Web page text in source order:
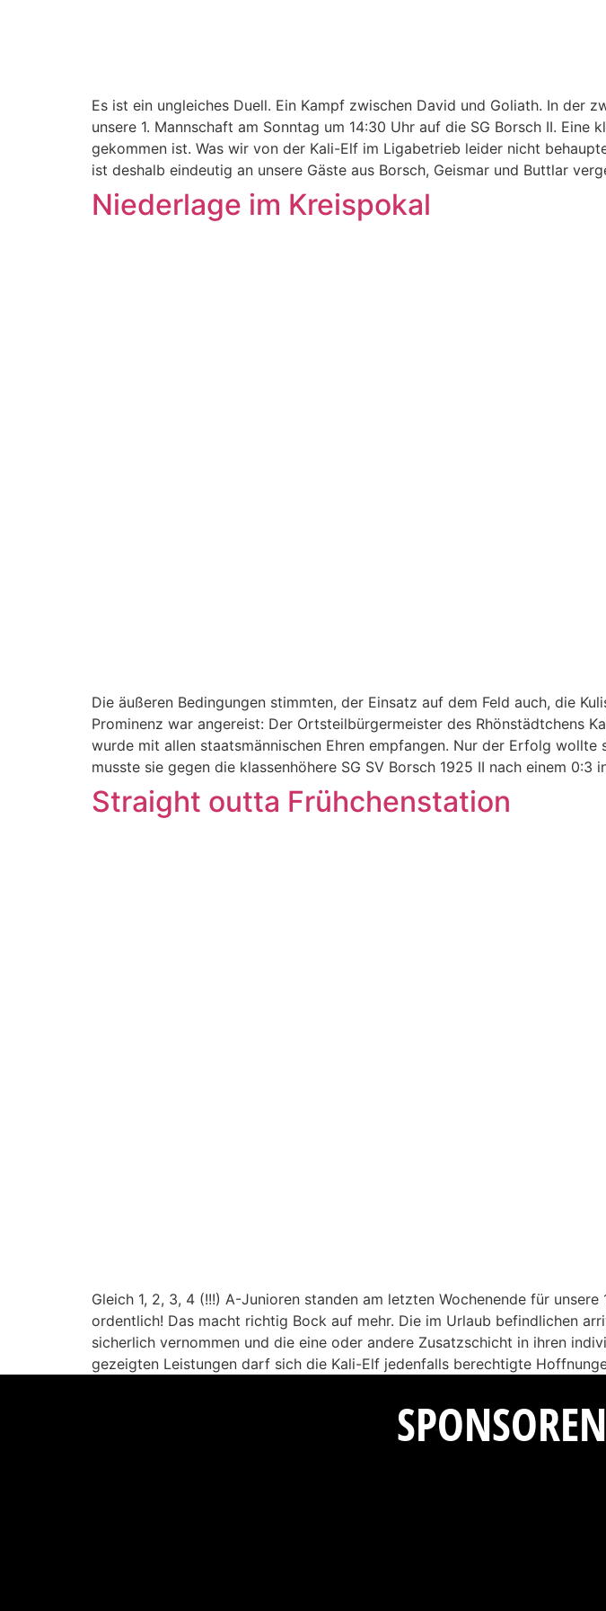
Es ist ein ungleiches Duell. Ein Kampf zwischen David und Goliath. In der
unsere 1. Mannschaft am Sonntag um 14:30 Uhr auf die SG Borsch II.
gekommen ist. Was wir von der Kali-Elf im Ligabetrieb leider nicht
ist deshalb eindeutig an unsere Gäste aus Borsch, Geismar und Buttlar
Niederlage im Kreispokal
Die äußeren Bedingungen stimmten, der Einsatz auf dem Feld auch, die
Prominenz war angereist: Der Ortsteilbürgermeister des Rhönstädtchens
wurde mit allen staatsmännischen Ehren empfangen. Nur der Erfolg
musste sie gegen die klassenhöhere SG SV Borsch 1925 II nach einem
Straight outta Frühchenstation
Gleich 1, 2, 3, 4 (!!!) A-Junioren standen am letzten Wochenende für
ordentlich! Das macht richtig Bock auf mehr. Die im Urlaub befindlichen
sicherlich vernommen und die eine oder andere Zusatzschicht in ihren
gezeigten Leistungen darf sich die Kali-Elf jedenfalls berechtigte